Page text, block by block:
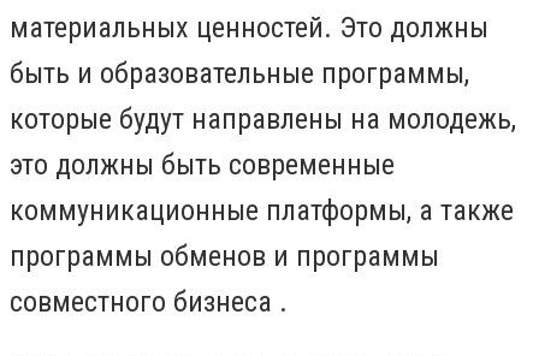
материальных ценностей. Это должны
быть и образовательные программы,
которые будут направлены на молодежь,
это должны быть современные
коммуникационные платформы, а также
программы обменов и программы
совместного бизнеса .